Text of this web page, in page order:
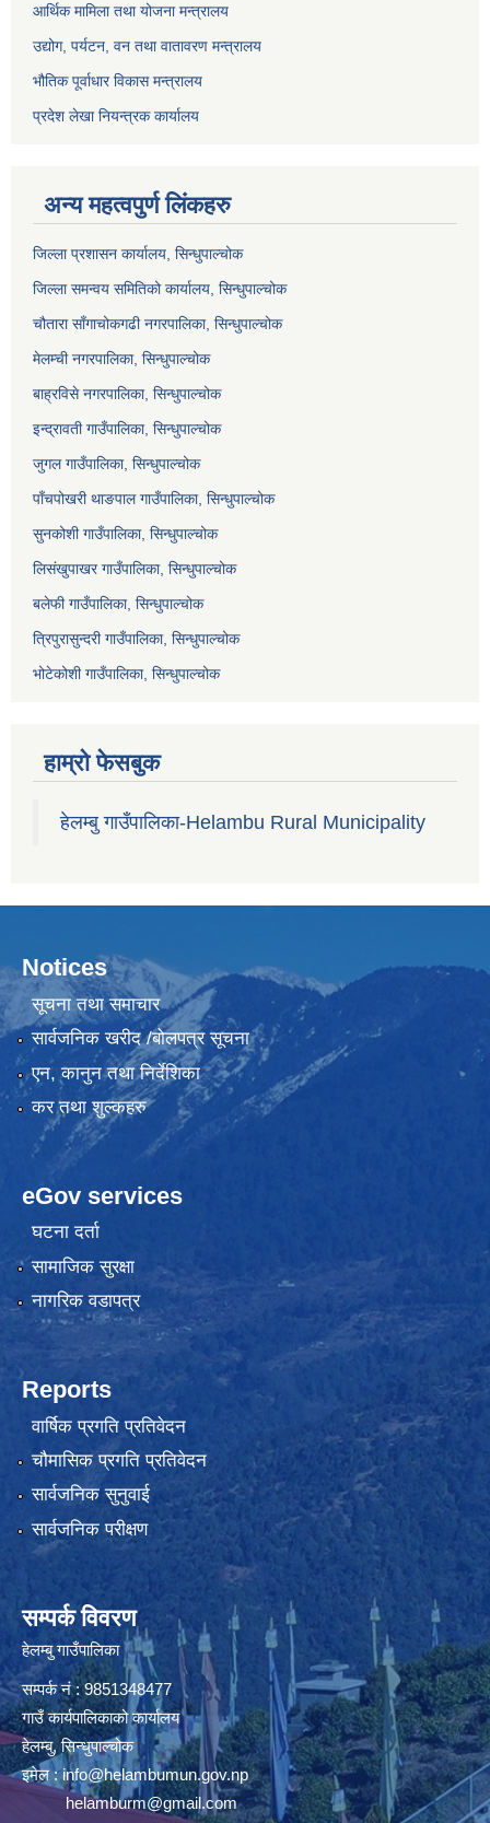
आर्थिक मामिला तथा योजना मन्त्रालय
उद्योग, पर्यटन, वन तथा वातावरण मन्त्रालय
भौतिक पूर्वाधार विकास मन्त्रालय
प्रदेश लेखा नियन्त्रक कार्यालय
अन्य महत्वपुर्ण लिंकहरु
जिल्ला प्रशासन कार्यालय, सिन्धुपाल्चोक
जिल्ला समन्वय समितिको कार्यालय, सिन्धुपाल्चोक
चौतारा साँगाचोकगढी नगरपालिका, सिन्धुपाल्चोक
मेलम्ची नगरपालिका, सिन्धुपाल्चोक
बाह्रविसे नगरपालिका, सिन्धुपाल्चोक
इन्द्रावती गाउँपालिका, सिन्धुपाल्चोक
जुगल गाउँपालिका, सिन्धुपाल्चोक
पाँचपोखरी थाङपाल गाउँपालिका, सिन्धुपाल्चोक
सुनकोशी गाउँपालिका, सिन्धुपाल्चोक
लिसंखुपाखर गाउँपालिका, सिन्धुपाल्चोक
बलेफी गाउँपालिका, सिन्धुपाल्चोक
त्रिपुरासुन्दरी गाउँपालिका, सिन्धुपाल्चोक
भोटेकोशी गाउँपालिका, सिन्धुपाल्चोक
हाम्रो फेसबुक
हेलम्बु गाउँपालिका-Helambu Rural Municipality
Notices
सूचना तथा समाचार
सार्वजनिक खरीद /बोलपत्र सूचना
एन, कानुन तथा निर्देशिका
कर तथा शुल्कहरु
eGov services
घटना दर्ता
सामाजिक सुरक्षा
नागरिक वडापत्र
Reports
वार्षिक प्रगति प्रतिवेदन
चौमासिक प्रगति प्रतिवेदन
सार्वजनिक सुनुवाई
सार्वजनिक परीक्षण
सम्पर्क विवरण
हेलम्बु गाउँपालिका
सम्पर्क नं : 9851348477
गाउँ कार्यपालिकाको कार्यालय
हेलम्बु, सिन्धुपाल्चोक
इमेल :info@helambumun.gov.np
helamburm@gmail.com